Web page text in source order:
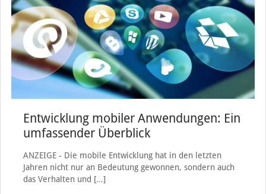
Entwicklung mobiler Anwendungen: Ein
umfassender Überblick
ANZEIGE - Die mobile Entwicklung hat in den letzten
Jahren nicht nur an Bedeutung gewonnen, sondern auch
das Verhalten und […]